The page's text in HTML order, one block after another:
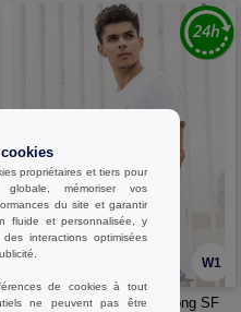
W1
SF Men SF258 - Tee-shirt long SF
propriétaires et tiers pour
globale, mémoriser vos
du site et garantir
fluide et personnalisée, y
interactions optimisées
de cookies à tout
ne peuvent pas être